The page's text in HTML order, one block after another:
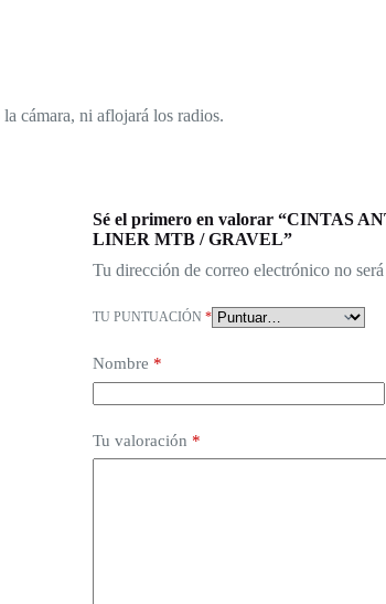
cámara, ni aflojará los radios.
Sé el primero en valorar “CINTAS
LINER MTB / GRAVEL”
Tu dirección de correo electrónico no
TU PUNTUACIÓN *
Nombre *
Tu valoración *